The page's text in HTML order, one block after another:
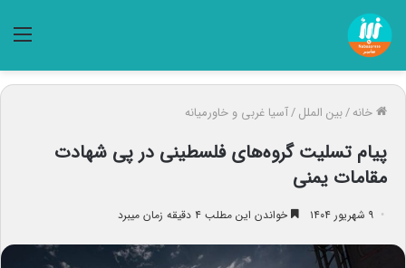
خانه/بین الملل/آسیا غربی و خاورمیانه
پیام تسلیت گروه‌های فلسطینی در پی شهادت
مقامات یمنی
۹ شهریور ۱۴۰۴ خواندن این مطلب ۴ دقیقه زمان میبرد